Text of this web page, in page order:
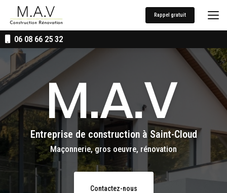
contenu
principal
06 08 66 25 32
Rappel gratuit
Entreprise de construction à Saint-Cloud
Maçonnerie, gros oeuvre, rénovation
Contactez-nous